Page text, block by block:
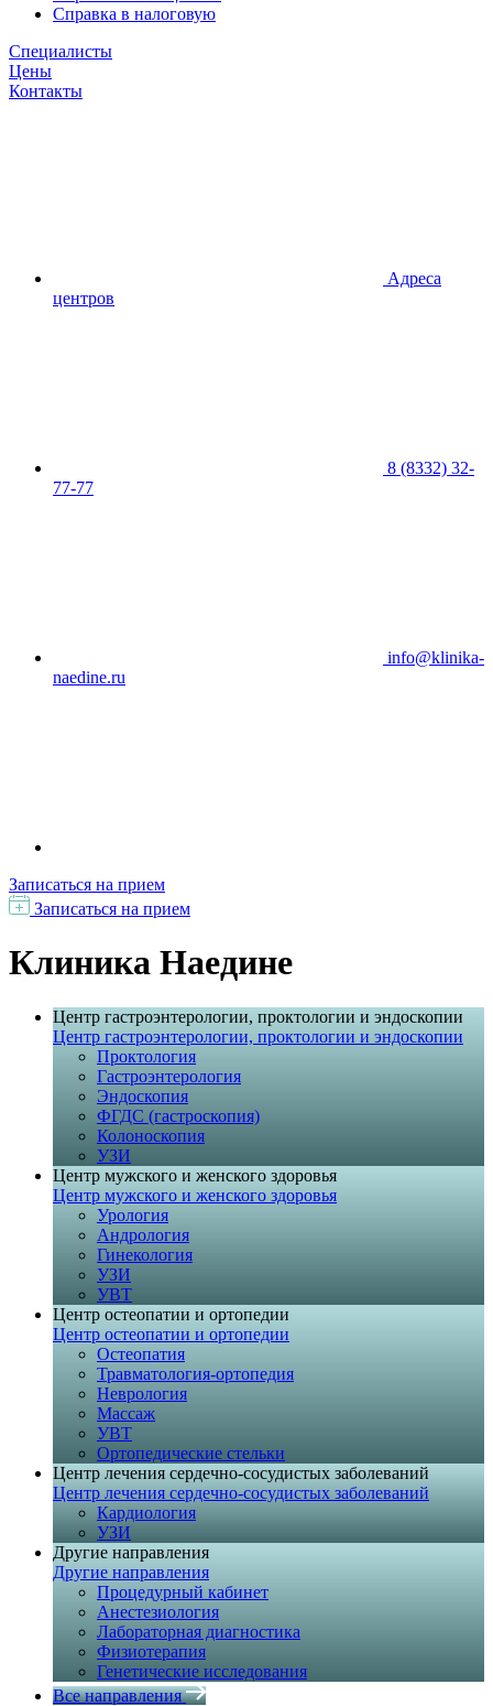
Справка в налоговую
Специалисты
Цены
Контакты
Адреса
центров
8 (8332) 32-
77-77
info@klinika-
naedine.ru
Записаться на прием
Записаться на прием
Клиника Наедине
Центр гастро­энтеро­ло­гии, проктоло­гии и эндоско­пии
Центр гастро­энтеро­ло­гии, проктоло­гии и эндоско­пии
Проктология
Гастроэнтерология
Эндоскопия
ФГДС (гастроскопия)
Колоноскопия
УЗИ
Центр мужского и женского здоровья
Центр мужского и женского здоровья
Урология
Андрология
Гинекология
УЗИ
УВТ
Центр остеопа­тии и ортопе­дии
Центр остеопа­тии и ортопе­дии
Остеопатия
Травматология-ортопедия
Неврология
Массаж
УВТ
Ортопедические стельки
Центр лечения сердечно-сосудистых заболеваний
Центр лечения сердечно-сосудистых заболеваний
Кардиология
УЗИ
Другие направления
Другие направления
Процедурный кабинет
Анестезиология
Лабораторная диагностика
Физиотерапия
Генетические исследования
Все направления